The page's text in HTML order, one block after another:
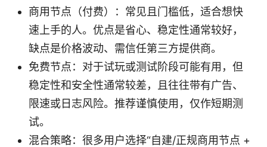
商用节点（付费）：常见且门槛低，适合想快
速上手的人。优点是省心、稳定性通常较好，
缺点是价格波动、需信任第三方提供商。
免费节点：对于试玩或测试阶段可能有用，但
稳定性和安全性通常较差，且往往带有广告、
限速或日志风险。推荐谨慎使用，仅作短期测
试。
混合策略：很多用户选择“自建/正规商用节点 +